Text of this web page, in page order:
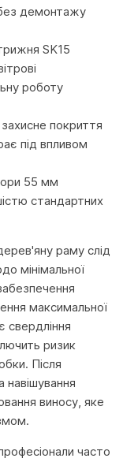
демонтажу
SK15
роботу
покриття
під впливом
55 мм
стандартних
раму слід
мінімальної
максимальної
свердління
ризик
Після
виносу, яке
часто